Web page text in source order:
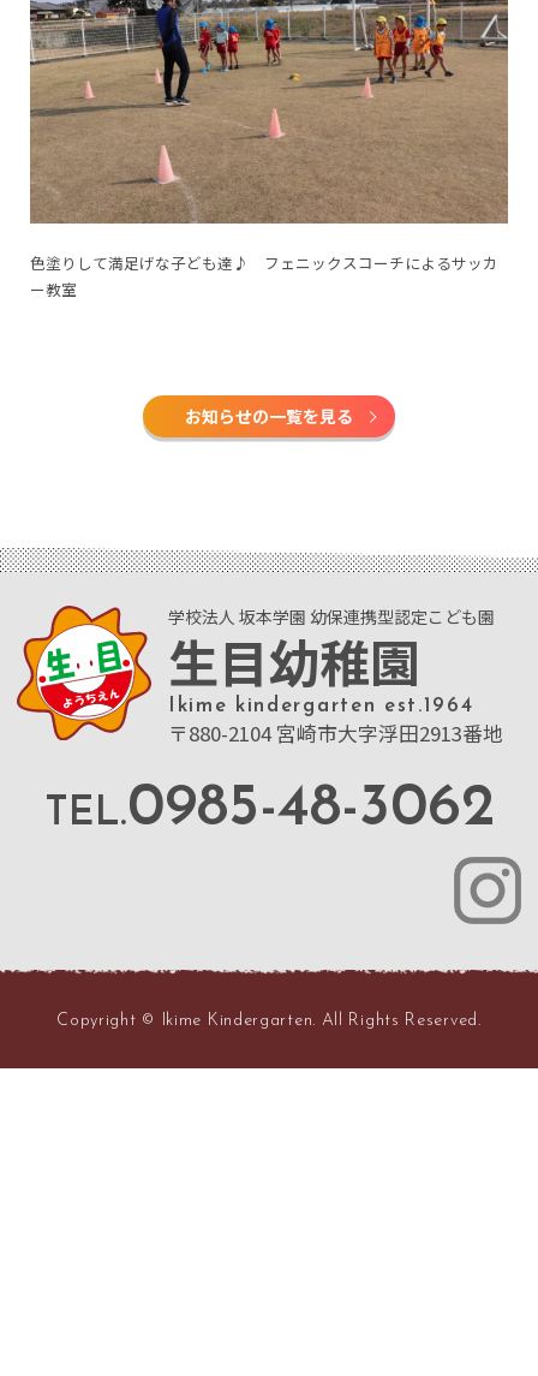
色塗りして満足げな子ども達♪ フェニックスコーチによるサッカ
ー教室
お知らせの一覧を見る
学校法人 坂本学園 幼保連携型認定こども園
生目幼稚園
Ikime kindergarten est.1964
〒880-2104 宮崎市大字浮田2913番地
TEL.0985-48-3062
Copyright © Ikime Kindergarten. All Rights Reserved.